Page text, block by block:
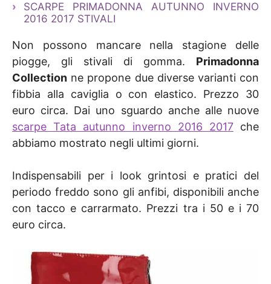
SCARPE PRIMADONNA AUTUNNO INVERNO
2016 2017 STIVALI
Non possono mancare nella stagione delle
piogge, gli stivali di gomma. Primadonna
Collection ne propone due diverse varianti con
fibbia alla caviglia o con elastico. Prezzo 30
euro circa. Dai uno sguardo anche alle nuove
scarpe Tata autunno inverno 2016 2017che
abbiamo mostrato negli ultimi giorni.
Indispensabili per i look grintosi e pratici del
periodo freddo sono gli anfibi, disponibili anche
con tacco e carrarmato. Prezzi tra i 50 e i 70
euro circa.